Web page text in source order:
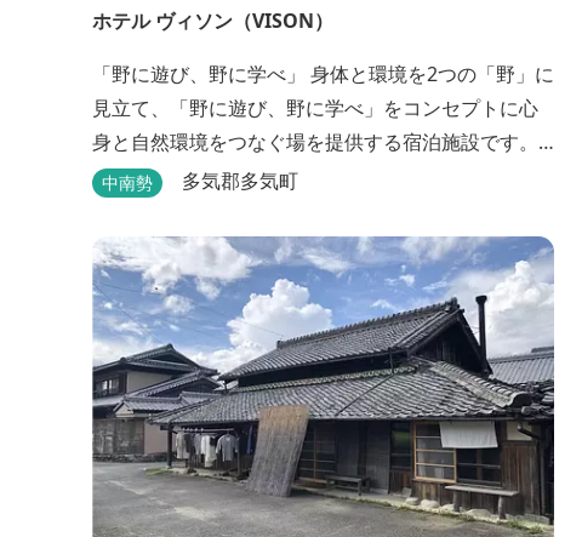
ホテル ヴィソン（VISON）
「野に遊び、野に学べ」 身体と環境を2つの「野」に
見立て、「野に遊び、野に学べ」をコンセプトに心
身と自然環境をつなぐ場を提供する宿泊施設です。 5
タイプの客室全155室からなるホテル棟と、プライベ
います。
中南勢 多気郡多気町